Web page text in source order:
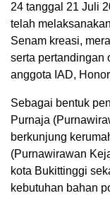
24 tanggal 21 Juli
telah
Senam kreasi,
serta pertandingan
anggota IAD,
Sebagai bentuk
Purnaja
berkunjung
(Purnawirawan
kota Bukittinggi
kebutuhan bahan